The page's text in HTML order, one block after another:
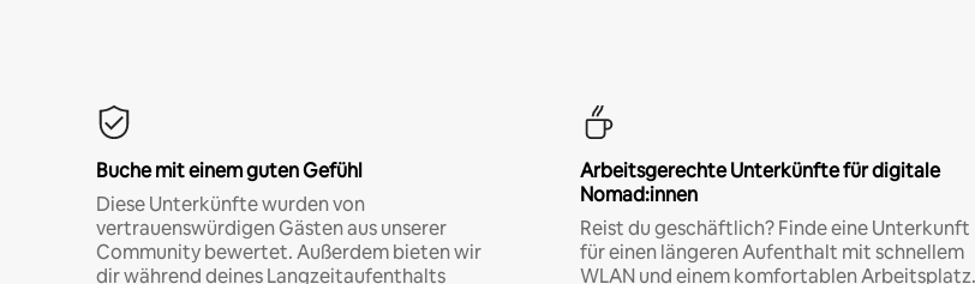
Buche mit einem guten Gefühl
Diese Unterkünfte wurden von
vertrauenswürdigen Gästen aus unserer
Community bewertet. Außerdem bieten wir
dir während deines Langzeitaufenthalts
Arbeitsgerechte Unterkünfte für digitale
Nomad:innen
Reist du geschäftlich? Finde eine Unterkunft
für einen längeren Aufenthalt mit schnellem
WLAN und einem komfortablen Arbeitsplatz.